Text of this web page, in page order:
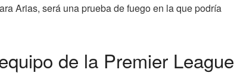
Arias, será una prueba de fuego en la que podría
de la Premier League